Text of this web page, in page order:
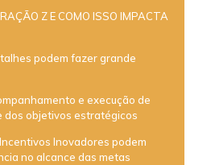
Z E COMO ISSO IMPACTA
podem fazer grande
e execução de
dos objetivos estratégicos
Inovadores podem
no alcance das metas